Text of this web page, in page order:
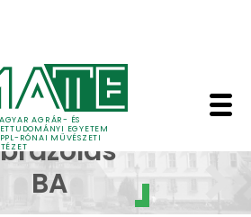
AGRÁR- ÉS
EGYETEM
RÓNAI MŰVÉSZETI
Képi
BA